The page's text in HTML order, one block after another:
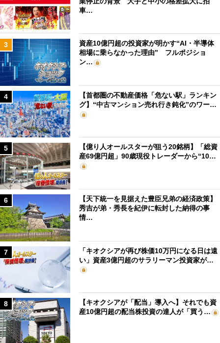
車…
3
資産10億円超の投資家が明かす“AI・半導体
相場に乗らなかった理由” フルポジショ
ン…
4
【首都圏の不動産価格「危ない駅」ランキン
グ】“中古マンション売れ行き鈍化”のワー…
5
【億り人オールスターが狙う20銘柄】「総資
産69億円超」90歳現役トレーダーから“10…
6
【天下統一を見据えた豊臣兄弟の経済政策】
秀吉が弟・秀長を紀伊に転封した納得の事
情…
7
「キオクシアが再び株価10万円になる日は遠
い」資産3億円超のサラリーマン投資家が…
8
【キオクシアが「配当」導入へ】それでも資
産10億円超の配当株投資の達人が「買う…